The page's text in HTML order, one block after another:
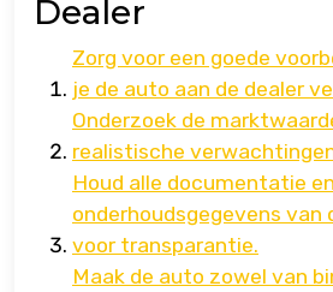
Dealer
Zorg voor een goede
je de auto aan de dealer
Onderzoek de
realistische
Houd alle documentatie en
onderhoudsgegevens van
voor transparantie.
Maak de auto zowel van